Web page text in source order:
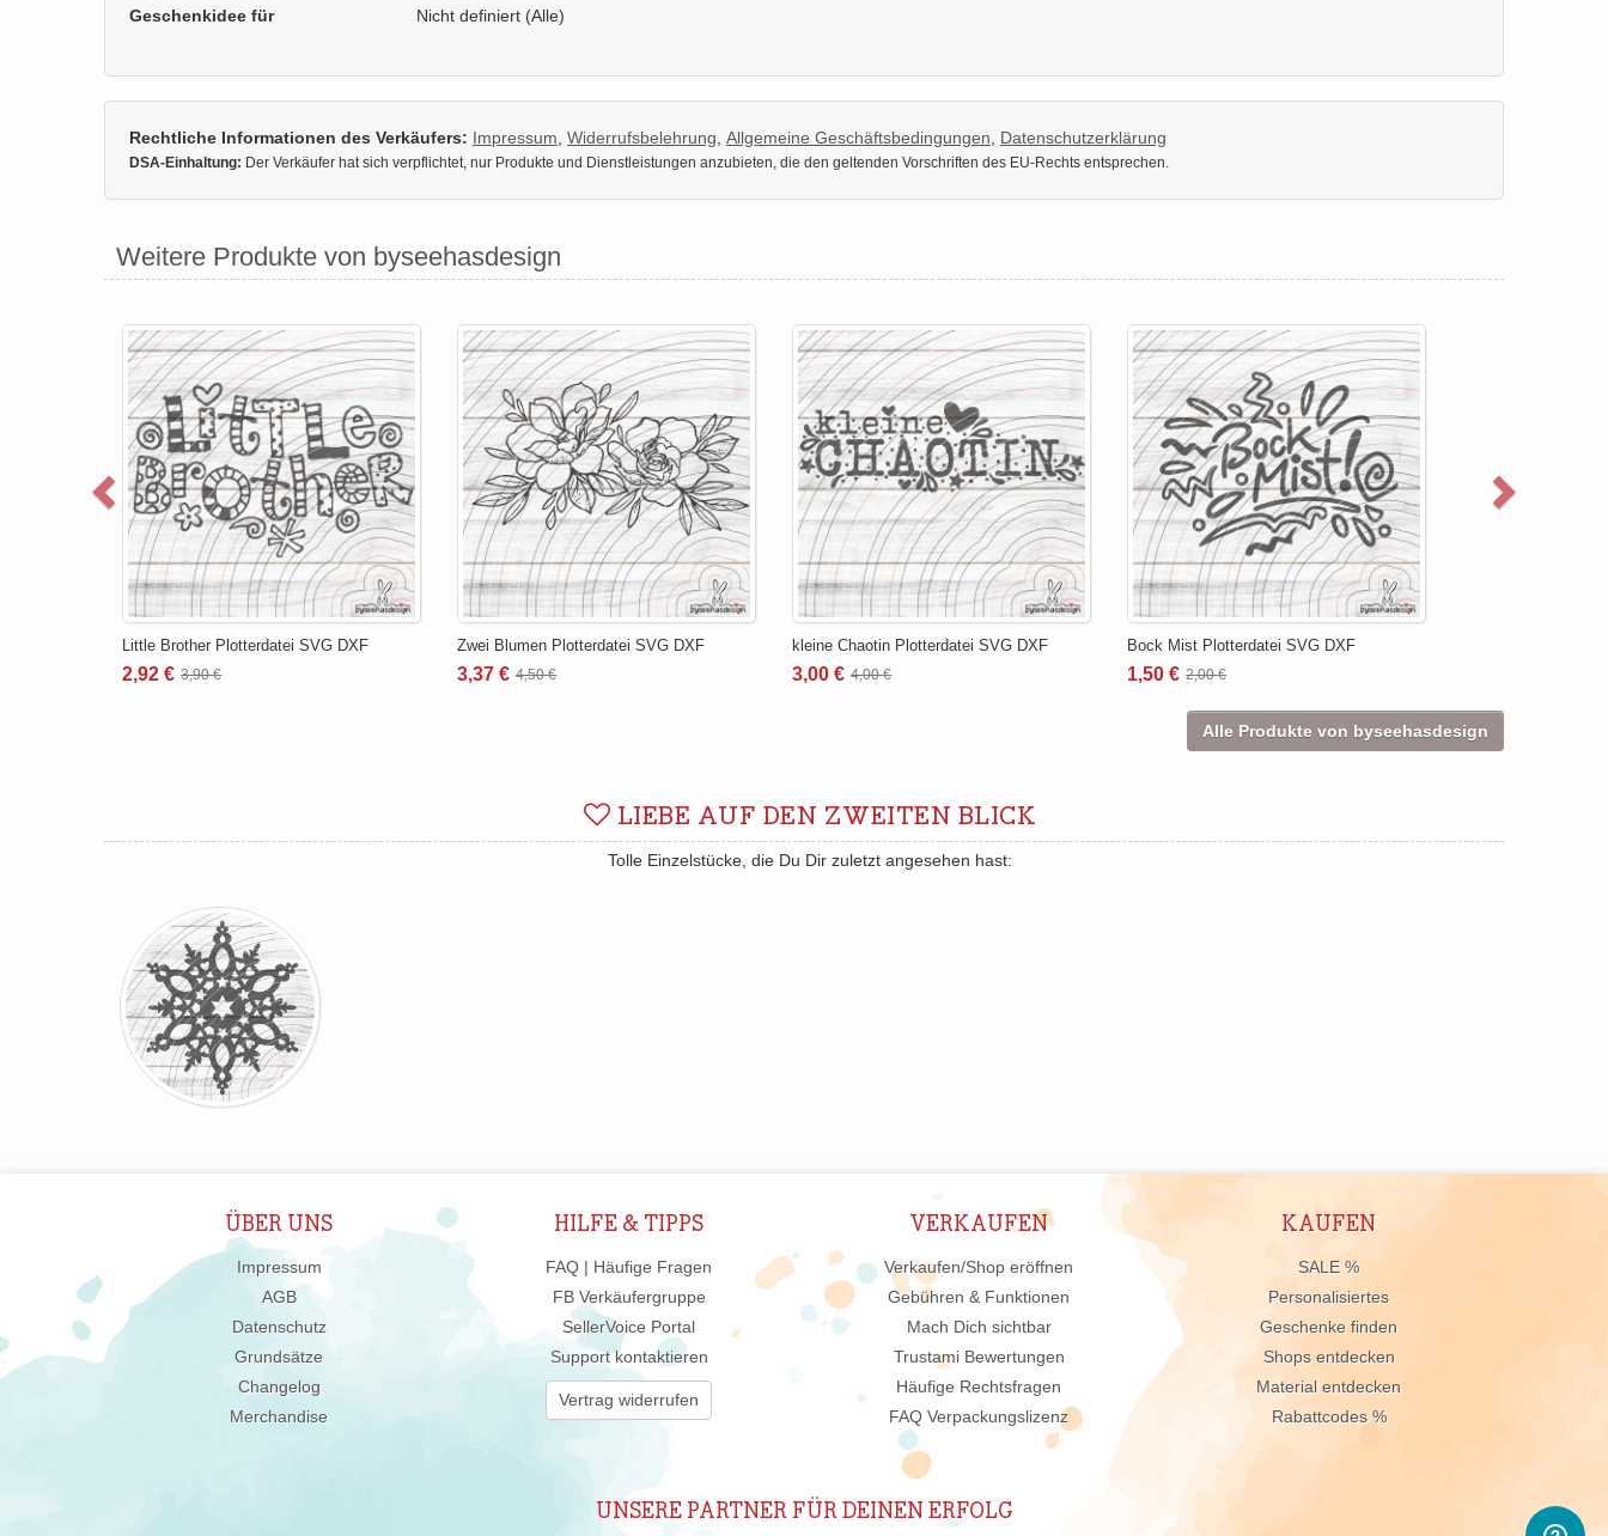
Geschenkidee für Nicht definiert (Alle)
Rechtliche Informationen des Verkäufers: Impressum Widerrufsbelehrung Allgemeine Geschäftsbedingungen Datenschutzerklärung
DSA-Einhaltung: Der Verkäufer hat sich verpflichtet, nur Produkte und Dienstleistungen anzubieten, die den geltenden Vorschriften des EU-Rechts entsprechen.
Weitere Produkte von byseehasdesign
Little Brother Plotterdatei SVG DXF
2,92 € 3,90 €
Zwei Blumen Plotterdatei SVG DXF
3,37 € 4,50 €
kleine Chaotin Plotterdatei SVG DXF
3,00 € 4,00 €
Bock Mist Plotterdatei SVG DXF
1,50 € 2,00 €
Alle Produkte von byseehasdesign
LIEBE AUF DEN ZWEITEN BLICK
Tolle Einzelstücke, die Du Dir zuletzt angesehen hast:
ÜBER UNS
Impressum
AGB
Datenschutz
Grundsätze
Changelog
Merchandise
HILFE & TIPPS
FAQ | Häufige Fragen
FB Verkäufergruppe
SellerVoice Portal
Support kontaktieren
Vertrag widerrufen
VERKAUFEN
Verkaufen/Shop eröffnen
Gebühren & Funktionen
Mach Dich sichtbar
Trustami Bewertungen
Häufige Rechtsfragen
FAQ Verpackungslizenz
KAUFEN
SALE %
Personalisiertes
Geschenke finden
Shops entdecken
Material entdecken
Rabattcodes %
UNSERE PARTNER FÜR DEINEN ERFOLG